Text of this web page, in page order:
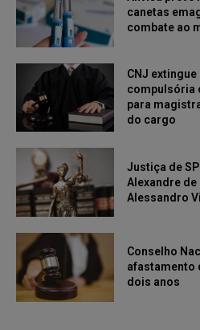
canetas
combate ao
CNJ
compulsória
para
do cargo
Justiça de
Alexandre
Alessandro
Conselho
afastamento
dois anos